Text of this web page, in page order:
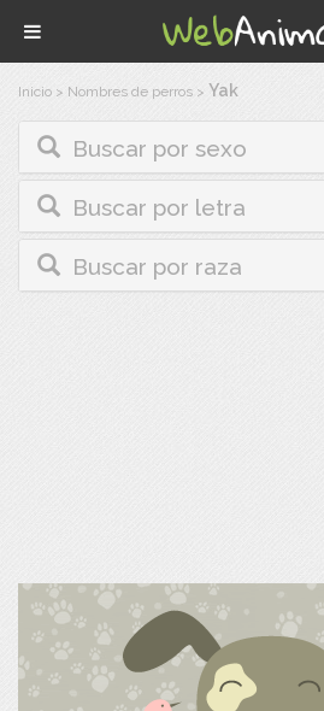
Inicio > Nombres de perros > Yak
Buscar por sexo
Buscar por letra
Buscar por raza